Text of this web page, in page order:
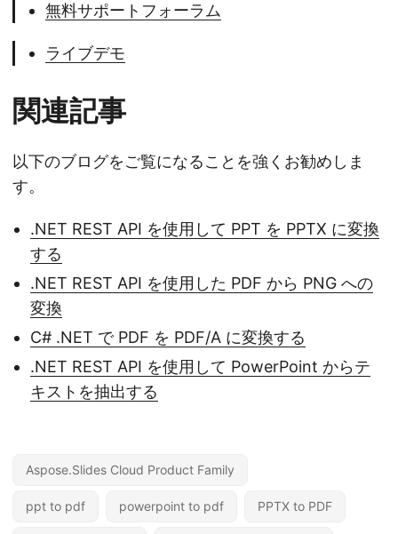
無料サポートフォーラム
ライブデモ
関連記事
以下のブログをご覧になることを強くお勧めしま
す。
.NET REST API を使用して PPT を PPTX に変換
する
.NET REST API を使用した PDF から PNG への
変換
C# .NET で PDF を PDF/A に変換する
.NET REST API を使用して PowerPoint からテ
キストを抽出する
Aspose.Slides Cloud Product Family
ppt to pdf powerpoint to pdf PPTX to PDF